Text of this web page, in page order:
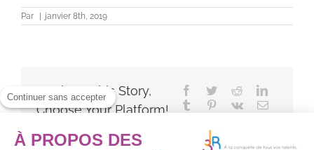
Par janvier 8th, 2019
Share This Story,
Choose Your Platform!
Facebook
TwitterRedditLinkedIn
Tumblr Pinterest
Vk Email
Continuer sans accepter
À PROPOS DES